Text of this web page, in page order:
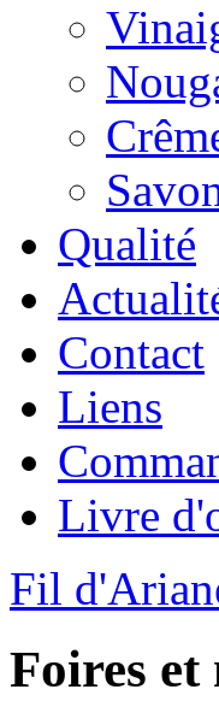
Qualité
Contact
Liens
Livre
Fil
Foires et